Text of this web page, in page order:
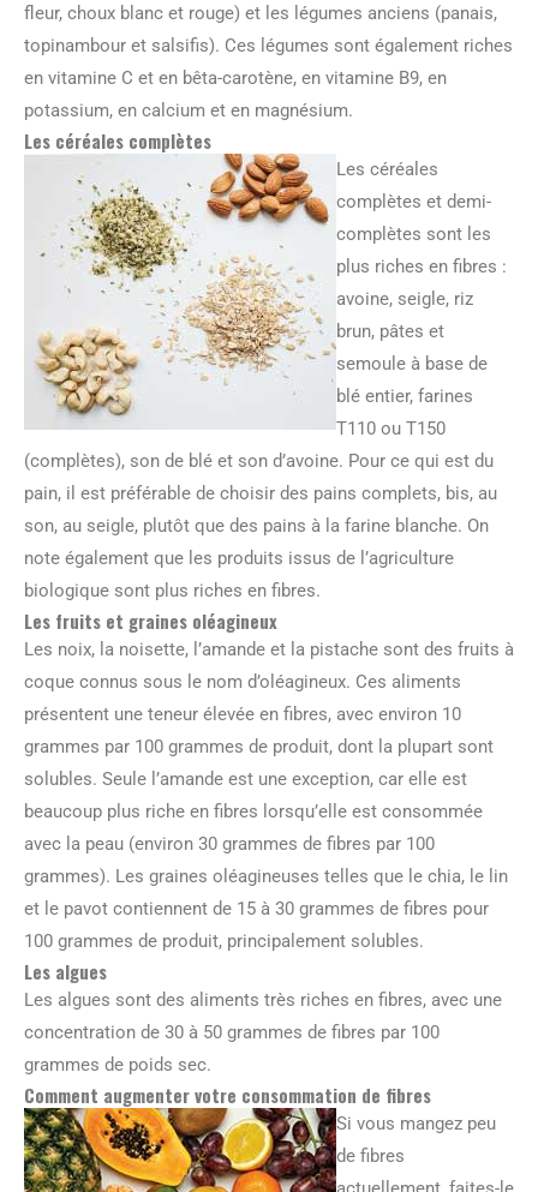
fleur, choux blanc et rouge) et les légumes anciens (panais,
topinambour et salsifis). Ces légumes sont également riches
en vitamine C et en bêta-carotène, en vitamine B9, en
potassium, en calcium et en magnésium.
Les céréales complètes
Les céréales
complètes et demi-
complètes sont les
plus riches en fibres :
avoine, seigle, riz
brun, pâtes et
semoule à base de
blé entier, farines
T110 ou T150
(complètes), son de blé et son d’avoine. Pour ce qui est du
pain, il est préférable de choisir des pains complets, bis, au
son, au seigle, plutôt que des pains à la farine blanche. On
note également que les produits issus de l’agriculture
biologique sont plus riches en fibres.
Les fruits et graines oléagineux
Les noix, la noisette, l’amande et la pistache sont des fruits à
coque connus sous le nom d’oléagineux. Ces aliments
présentent une teneur élevée en fibres, avec environ 10
grammes par 100 grammes de produit, dont la plupart sont
solubles. Seule l’amande est une exception, car elle est
beaucoup plus riche en fibres lorsqu’elle est consommée
avec la peau (environ 30 grammes de fibres par 100
grammes). Les graines oléagineuses telles que le chia, le lin
et le pavot contiennent de 15 à 30 grammes de fibres pour
100 grammes de produit, principalement solubles.
Les algues
Les algues sont des aliments très riches en fibres, avec une
concentration de 30 à 50 grammes de fibres par 100
grammes de poids sec.
Comment augmenter votre consommation de fibres
Si vous mangez peu
de fibres